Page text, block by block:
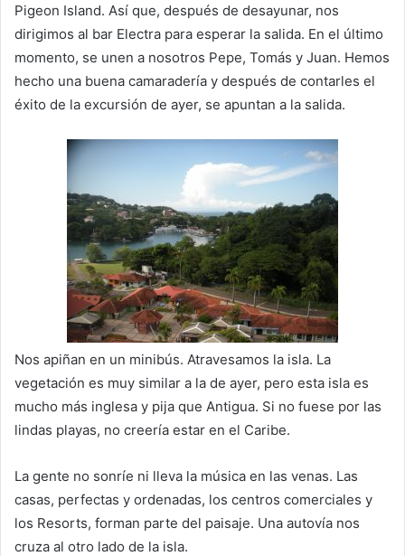
Pigeon Island. Así que, después de desayunar, nos
dirigimos al bar Electra para esperar la salida. En el último
momento, se unen a nosotros Pepe, Tomás y Juan. Hemos
hecho una buena camaradería y después de contarles el
éxito de la excursión de ayer, se apuntan a la salida.
Nos apiñan en un minibús. Atravesamos la isla. La
vegetación es muy similar a la de ayer, pero esta isla es
mucho más inglesa y pija que Antigua. Si no fuese por las
lindas playas, no creería estar en el Caribe.
La gente no sonríe ni lleva la música en las venas. Las
casas, perfectas y ordenadas, los centros comerciales y
los Resorts, forman parte del paisaje. Una autovía nos
cruza al otro lado de la isla.